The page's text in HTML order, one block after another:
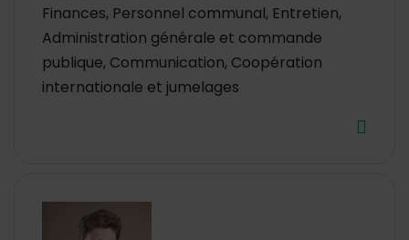
Finances, Personnel communal, Entretien,
Administration générale et commande
publique, Communication, Coopération
internationale et jumelages